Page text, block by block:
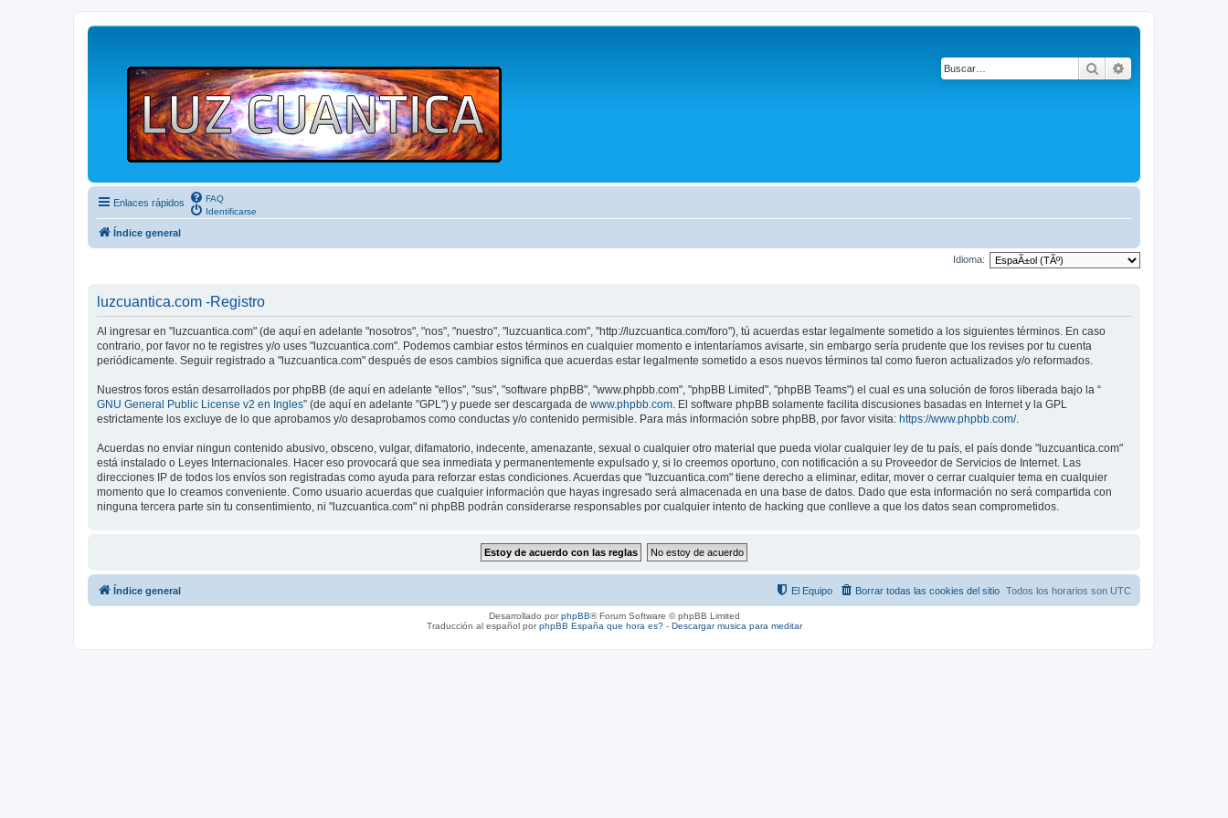
Buscar
Enlaces rápidos
FAQ
Identificarse
Índice general
Idioma:
luzcuantica.com -Registro
Al ingresar en "luzcuantica.com" (de aquí en adelante "nosotros", "nos", "nuestro", "luzcuantica.com", "http://luzcuantica.com/foro"), tú acuerdas estar legalmente sometido a los siguientes términos. En caso
contrario, por favor no te registres y/o uses "luzcuantica.com". Podemos cambiar estos términos en cualquier momento e intentaríamos avisarte, sin embargo sería prudente que los revises por tu cuenta
periódicamente. Seguir registrado a "luzcuantica.com" después de esos cambios significa que acuerdas estar legalmente sometido a esos nuevos términos tal como fueron actualizados y/o reformados.
Nuestros foros están desarrollados por phpBB (de aquí en adelante "ellos", "sus", "software phpBB", "www.phpbb.com", "phpBB Limited", "phpBB Teams") el cual es una solución de foros liberada bajo la “
GNU General Public License v2 en Ingles” (de aquí en adelante "GPL") y puede ser descargada de www.phpbb.com . El software phpBB solamente facilita discusiones basadas en Internet y la GPL
estrictamente los excluye de lo que aprobamos y/o desaprobamos como conductas y/o contenido permisible. Para más información sobre phpBB, por favor visita: https://www.phpbb.com/.
Acuerdas no enviar ningun contenido abusivo, obsceno, vulgar, difamatorio, indecente, amenazante, sexual o cualquier otro material que pueda violar cualquier ley de tu país, el país donde "luzcuantica.com"
está instalado o Leyes Internacionales. Hacer eso provocará que sea inmediata y permanentemente expulsado y, si lo creemos oportuno, con notificación a su Proveedor de Servicios de Internet. Las
direcciones IP de todos los envíos son registradas como ayuda para reforzar estas condiciones. Acuerdas que "luzcuantica.com" tiene derecho a eliminar, editar, mover o cerrar cualquier tema en cualquier
momento que lo creamos conveniente. Como usuario acuerdas que cualquier información que hayas ingresado será almacenada en una base de datos. Dado que esta información no será compartida con
ninguna tercera parte sin tu consentimiento, ni "luzcuantica.com" ni phpBB podrán considerarse responsables por cualquier intento de hacking que conlleve a que los datos sean comprometidos.
Índice general Todos los horarios son UTC
Borrar todas las cookies del sitio
El Equipo
Desarrollado porphpBB® Forum Software © phpBB Limited
Traducción al español porphpBB España que hora es?- Descargar musica para meditar